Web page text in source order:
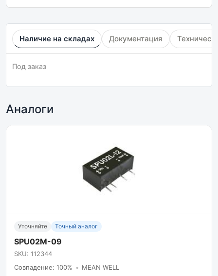
Наличие на складах Документация
Под заказ
Аналоги
Уточняйте Точный аналог
SPU02M-09
SKU: 112344
Совпадение: 100% • MEAN WELL